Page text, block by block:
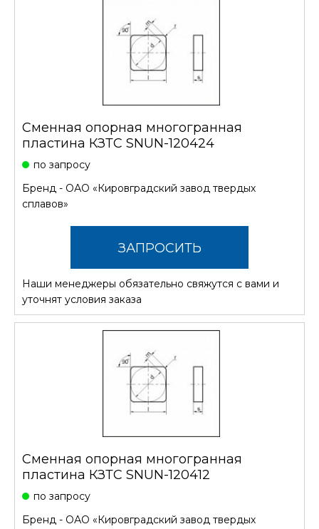
Сменная опорная многогранная
пластина КЗТС SNUN-120424
по запросу
Бренд - ОАО «Кировградский завод твердых
сплавов»
ЗАПРОСИТЬ
СТОИМОСТЬ
Наши менеджеры обязательно свяжутся с вами и
уточнят условия заказа
Сменная опорная многогранная
пластина КЗТС SNUN-120412
по запросу
Бренд - ОАО «Кировградский завод твердых